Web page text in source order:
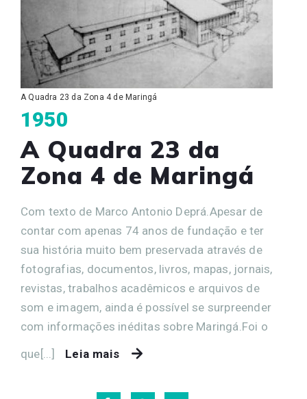
A Quadra 23 da Zona 4 de Maringá
1950
A Quadra 23 da
Zona 4 de Maringá
Com texto de Marco Antonio Deprá.Apesar de
contar com apenas 74 anos de fundação e ter
sua história muito bem preservada através de
fotografias, documentos, livros, mapas, jornais,
revistas, trabalhos acadêmicos e arquivos de
som e imagem, ainda é possível se surpreender
com informações inéditas sobre Maringá.Foi o
que[...]
Leia mais